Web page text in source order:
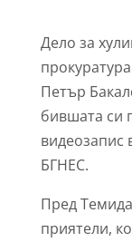
Дело за
Петър
бившата си
БГНЕС.
Пред
приятели,